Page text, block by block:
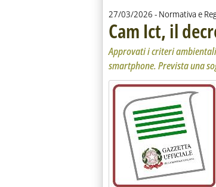
27/03/2026 - Normativa e
Cam Ict, il
Approvati i criteri
smartphone. Prevista una
Lista allegati